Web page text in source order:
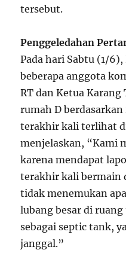
tersebut.
Penggeledahan
Pada hari Sabtu (1/
beberapa anggota
RT dan Ketua
rumah D
terakhir kali terlihat
menjelaskan, “Kami
karena mendapat
terakhir kali bermain
tidak menemukan
lubang besar di
sebagai septic tank,
janggal.”